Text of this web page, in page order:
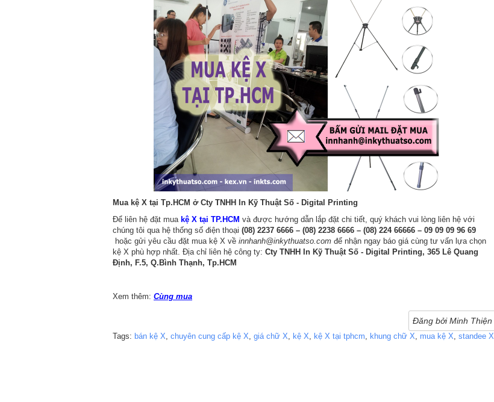
Mua kệ X tại Tp.HCM ở Cty TNHH In Kỹ Thuật Số - Digital Printing
Để liên hệ đặt mua kệ X tại TP.HCM và được hướng dẫn lắp đặt chi tiết, quý khách vui lòng liên hệ với
chúng tôi qua hệ thống số điện thoại (08) 2237 6666 – (08) 2238 6666 – (08) 224 66666 – 09 09 09 96 69
hoặc gửi yêu cầu đặt mua kệ X về innhanh@inkythuatso.com để nhận ngay báo giá cùng tư vấn lựa chọn
kệ X phù hợp nhất. Địa chỉ liên hệ công ty: Cty TNHH In Kỹ Thuật Số - Digital Printing, 365 Lê Quang
Định, F.5, Q.Bình Thạnh, Tp.HCM
Xem thêm: Cùng mua
Đăng bởi Minh Thiện
Tags: bán kệ X chuyên cung cấp kệ X giá chữ X kệ X kệ X tại tphcm khung chữ X mua kệ X standee X